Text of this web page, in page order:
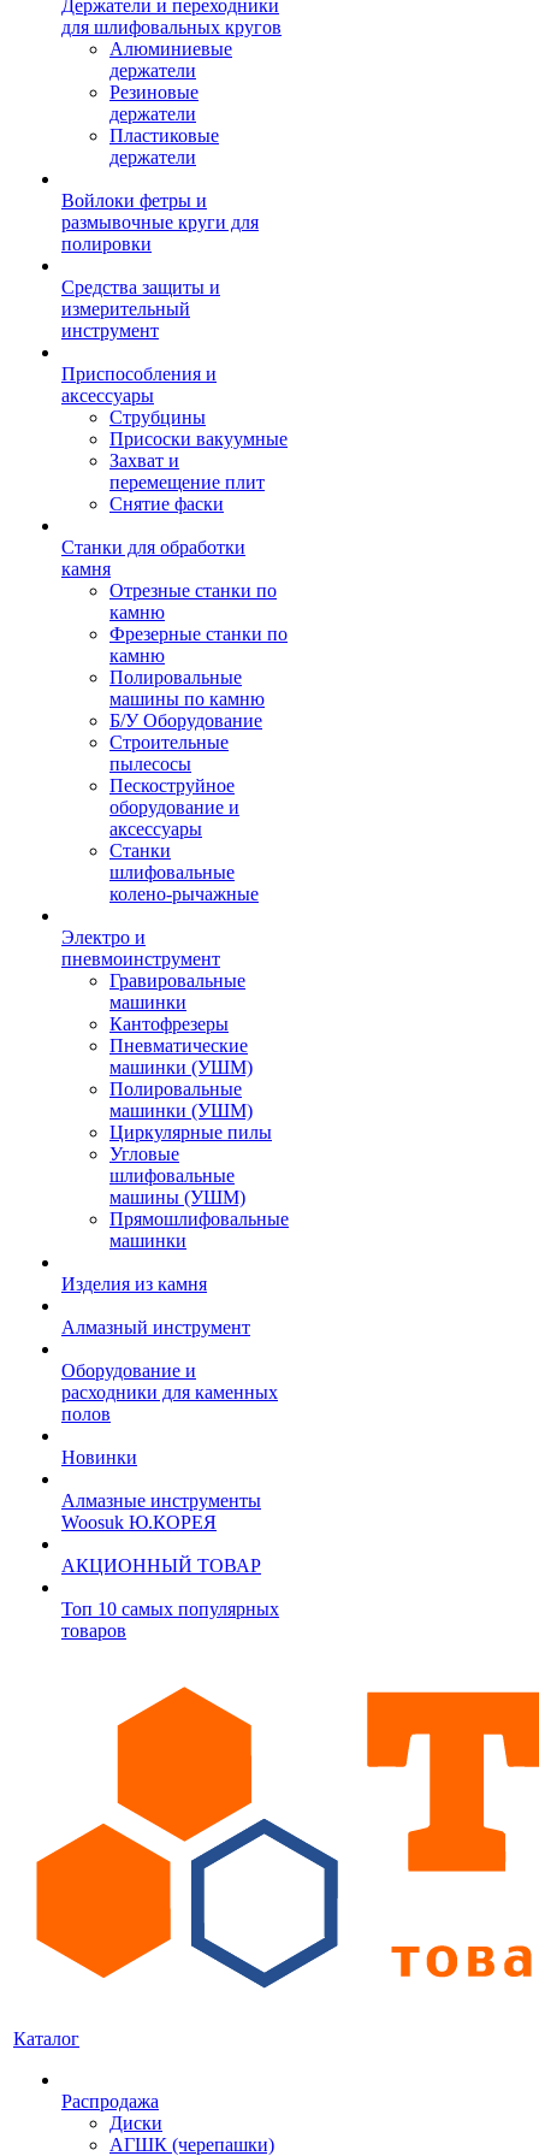
Держатели и переходники
для шлифовальных кругов
Алюминиевые
держатели
Резиновые
держатели
Пластиковые
держатели
Войлоки фетры и
размывочные круги для
полировки
Средства защиты и
измерительный
инструмент
Приспособления и
аксессуары
Струбцины
Присоски вакуумные
Захват и
перемещение плит
Снятие фаски
Станки для обработки
камня
Отрезные станки по
камню
Фрезерные станки по
камню
Полировальные
машины по камню
Б/У Оборудование
Строительные
пылесосы
Пескоструйное
оборудование и
аксессуары
Станки
шлифовальные
колено-рычажные
Электро и
пневмоинструмент
Гравировальные
машинки
Кантофрезеры
Пневматические
машинки (УШМ)
Полировальные
машинки (УШМ)
Циркулярные пилы
Угловые
шлифовальные
машины (УШМ)
Прямошлифовальные
машинки
Изделия из камня
Алмазный инструмент
Оборудование и
расходники для каменных
полов
Новинки
Алмазные инструменты
Woosuk Ю.КОРЕЯ
АКЦИОННЫЙ ТОВАР
Топ 10 самых популярных
товаров
Каталог
Распродажа
Диски
АГШК (черепашки)